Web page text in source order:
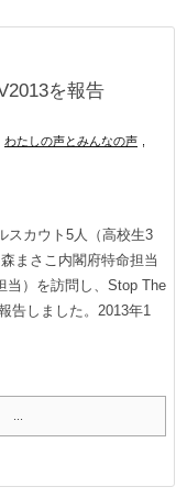
を報告
わたしの声とみんなの声
スカウト5人（高校生3
まさこ内閣府特命担当
当）を訪問し、Stop The
告しました。2013年1
...